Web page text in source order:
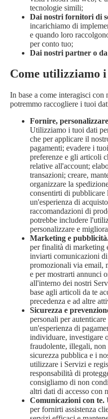
tecnologie simili;
Dai nostri fornitori di
incarichiamo di
e quando loro
per conto tuo;
Dai nostri partner o
Come utilizziamo
In base a come interagisci
potremmo raccogliere i tuoi
Fornire,
Utilizziamo i tuoi dati
che per applicare il
pagamenti; evadere i
preferenze e gli articoli
relative all'account;
transazioni; creare,
organizzare la
consentirti di pubblicare
un'esperienza di
raccomandazioni di
potrebbe includere
personalizzare e
Marketing e
per finalità di marketing
inviarti comunicazioni
promozionali via email,
e per mostrarti annunci
all'interno dei nostri
base agli articoli da te
precedenza e ad altre
Sicurezza e
personali per
un'esperienza di
individuare, investigare
fraudolente, illegali, non
sicurezza pubblica e i
utilizzare i Servizi e
responsabilità di
consigliamo di non
altri dati di accesso con
Comunicazioni con te.
per fornirti assistenza